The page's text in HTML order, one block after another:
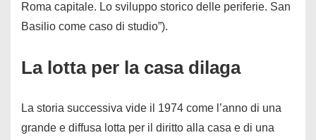
Roma capitale. Lo sviluppo storico delle periferie. San
Basilio come caso di studio”).
La lotta per la casa dilaga
La storia successiva vide il 1974 come l’anno di una
grande e diffusa lotta per il diritto alla casa e di una